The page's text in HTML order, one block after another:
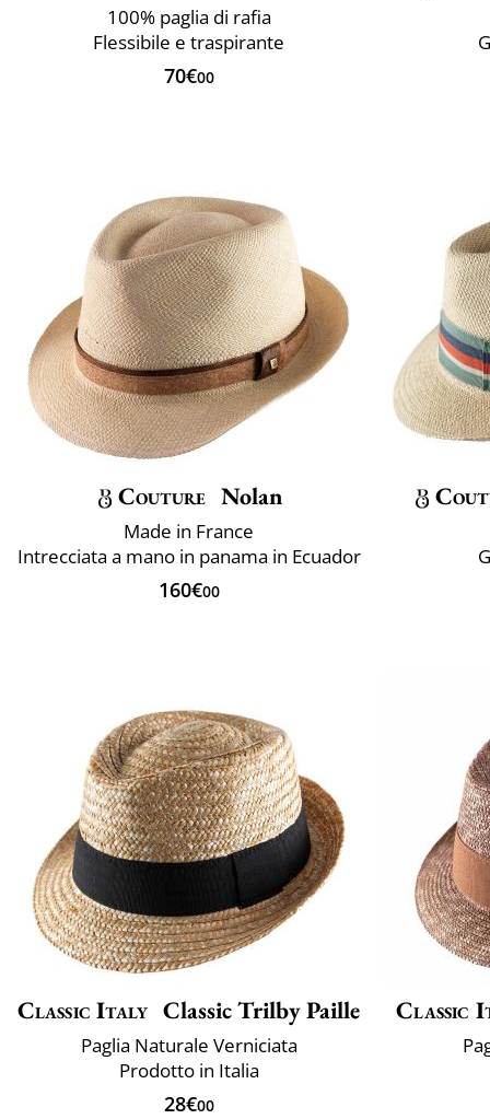
100% paglia di rafia
Flessibile e traspirante
70€00
Couture Nolan
Made in France
Intrecciata a mano in panama in Ecuador
160€00
Classic Italy Classic Trilby Paille
Paglia Naturale Verniciata
Prodotto in Italia
28€00
Classic